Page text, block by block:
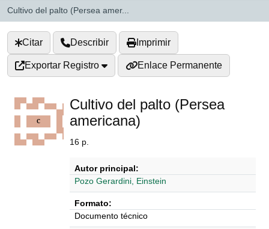
Cultivo del palto (Persea amer...
Citar Describir Imprimir
Exportar Registro Enlace Permanente
Cultivo del palto (Persea
americana)
16 p.
Autor principal:
Pozo Gerardini, Einstein
Formato:
Documento técnico